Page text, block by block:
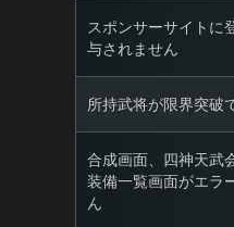
スポンサーサイトに
与されません
所持武将が限界突破
合成画面、四神天武
装備一覧画面がエラ
ん